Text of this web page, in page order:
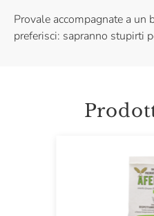
Provale accompagnate a un
preferisci: sapranno stupirti